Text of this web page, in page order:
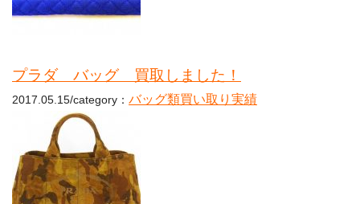
プラダ バッグ 買取しました！
2017.05.15/category： バッグ類買い取り実績